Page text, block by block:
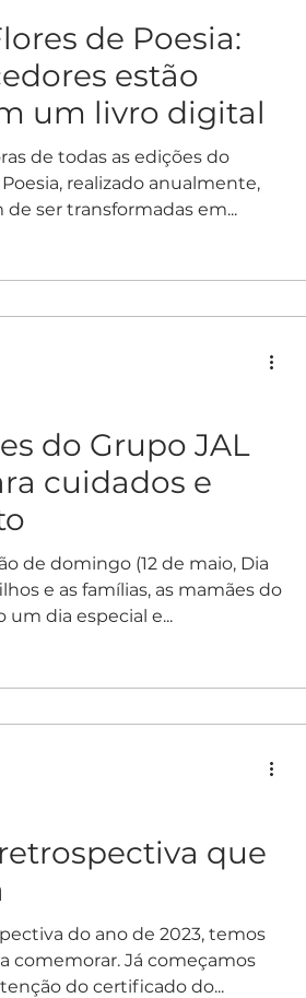
de Poesia:
estão
um livro digital
de todas as edições do
realizado anualmente,
de ser transformadas em...
do Grupo JAL
cuidados e
de domingo (12 de maio, Dia
e as famílias, as mamães do
um dia especial e...
que
do ano de 2023, temos
comemorar. Já começamos
do certificado do...